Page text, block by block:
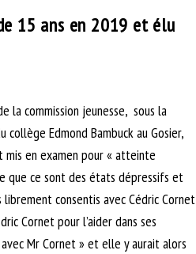
15 ans en 2019 et élu
la commission jeunesse, sous la
Edmond Bambuck au Gosier,
en examen pour « atteinte
que ce sont des états dépressifs et
consentis avec Cédric Cornet
Cornet pour l’aider dans ses
Mr Cornet » et elle y aurait alors